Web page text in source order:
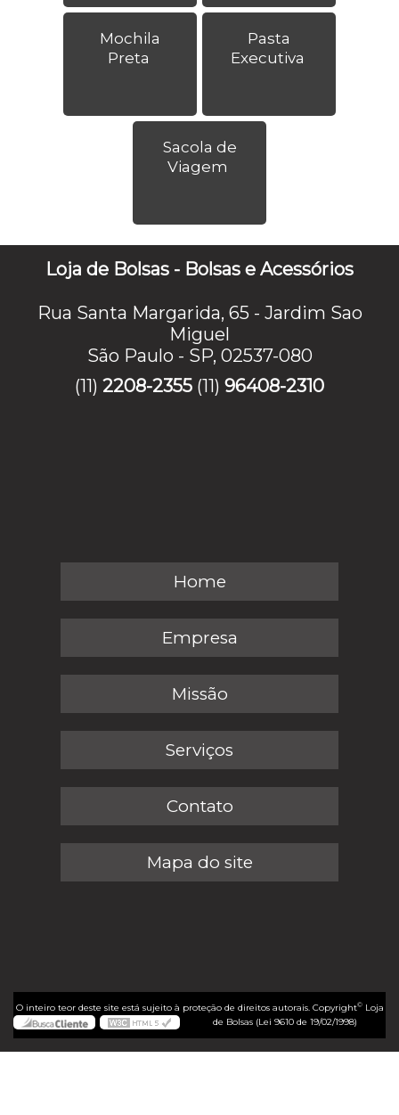
Mochila
Preta
Pasta
Executiva
Sacola de
Viagem
Loja de Bolsas - Bolsas e Acessórios
Rua Santa Margarida, 65 - Jardim Sao
Miguel
São Paulo - SP, 02537-080
(11) 2208-2355 (11) 96408-2310
Home
Empresa
Missão
Serviços
Contato
Mapa do site
O inteiro teor deste site está sujeito à proteção de direitos autorais. Copyright©Loja
de Bolsas (Lei 9610 de 19/02/1998)